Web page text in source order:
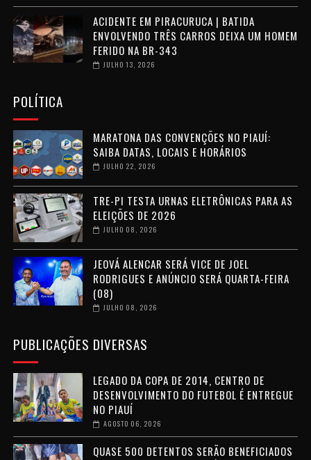
ACIDENTE EM PIRACURUCA | BATIDA
ENVOLVENDO TRÊS CARROS DEIXA UM HOMEM
FERIDO NA BR-343
JULHO 13, 2026
POLÍTICA
MARATONA DAS CONVENÇÕES NO PIAUÍ:
SAIBA DATAS, LOCAIS E HORÁRIOS
JULHO 22, 2026
TRE-PI TESTA URNAS ELETRÔNICAS PARA AS
ELEIÇÕES DE 2026
JULHO 08, 2026
JEOVÁ ALENCAR SERÁ VICE DE JOEL
RODRIGUES E ANÚNCIO SERÁ QUARTA-FEIRA
(08)
JULHO 08, 2026
PUBLICAÇÕES DIVERSAS
LEGADO DA COPA DE 2014, CENTRO DE
DESENVOLVIMENTO DO FUTEBOL É ENTREGUE
NO PIAUÍ
AGOSTO 06, 2026
QUASE 500 DETENTOS SERÃO BENEFICIADOS